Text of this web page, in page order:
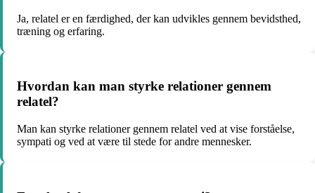
Ja, relatel er en færdighed, der kan udvikles gennem bevidsthed,
træning og erfaring.
Hvordan kan man styrke relationer gennem
relatel?
Man kan styrke relationer gennem relatel ved at vise forståelse,
sympati og ved at være til stede for andre mennesker.